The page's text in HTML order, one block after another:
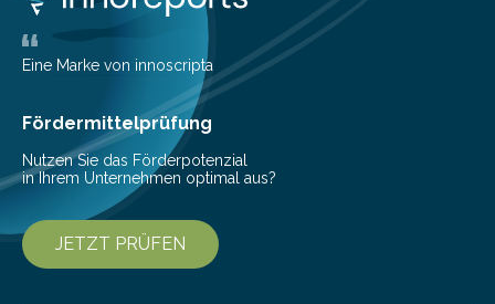
Eine Marke von innoscripta
Fördermittelprüfung
Nutzen Sie das Förderpotenzial
in Ihrem Unternehmen optimal aus?
JETZT PRÜFEN